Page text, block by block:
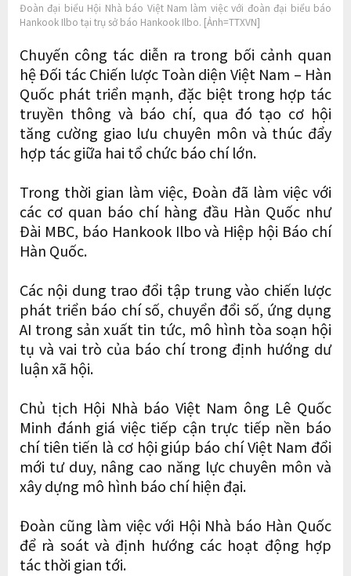
Đoàn đại biểu Hội Nhà báo Việt Nam làm việc với đoàn đại biểu báo
Hankook Ilbo tại trụ sở báo Hankook Ilbo. [Ảnh=TTXVN]
Chuyến công tác diễn ra trong bối cảnh quan
hệ Đối tác Chiến lược Toàn diện Việt Nam – Hàn
Quốc phát triển mạnh, đặc biệt trong hợp tác
truyền thông và báo chí, qua đó tạo cơ hội
tăng cường giao lưu chuyên môn và thúc đẩy
hợp tác giữa hai tổ chức báo chí lớn.
Trong thời gian làm việc, Đoàn đã làm việc với
các cơ quan báo chí hàng đầu Hàn Quốc như
Đài MBC, báo Hankook Ilbo và Hiệp hội Báo chí
Hàn Quốc.
Các nội dung trao đổi tập trung vào chiến lược
phát triển báo chí số, chuyển đổi số, ứng dụng
AI trong sản xuất tin tức, mô hình tòa soạn hội
tụ và vai trò của báo chí trong định hướng dư
luận xã hội.
Chủ tịch Hội Nhà báo Việt Nam ông Lê Quốc
Minh đánh giá việc tiếp cận trực tiếp nền báo
chí tiên tiến là cơ hội giúp báo chí Việt Nam đổi
mới tư duy, nâng cao năng lực chuyên môn và
xây dựng mô hình báo chí hiện đại.
Đoàn cũng làm việc với Hội Nhà báo Hàn Quốc
để rà soát và định hướng các hoạt động hợp
tác thời gian tới.